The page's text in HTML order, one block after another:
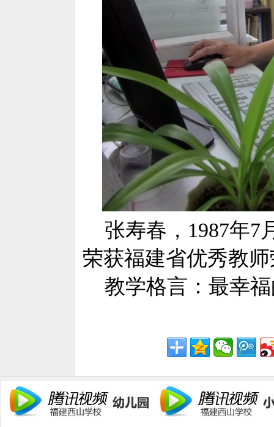
张寿春，1987年7
荣获福建省优秀教
教学格言：最幸福